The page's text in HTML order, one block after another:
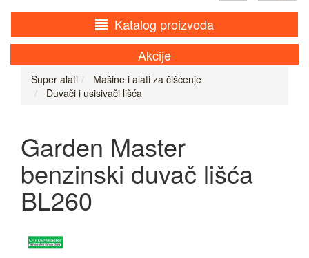
Katalog proizvoda
Akcije
Super alati
Mašine i alati za čišćenje
Duvači i usisivači lišća
Garden Master
benzinski duvač lišća
BL260